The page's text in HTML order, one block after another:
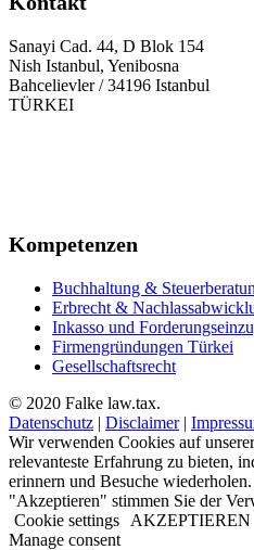
Sanayi Cad. 44, D Blok 154
Nish Istanbul, Yenibosna
Bahcelievler / 34196 Istanbul
TÜRKEI
Kompetenzen
Buchhaltung &
Erbrecht &
Inkasso und
Firmengründungen Türkei
Gesellschaftsrecht
© 2020 Falke law.tax.
Datenschutz | Disclaimer|
Wir verwenden Cookies auf
relevanteste Erfahrung zu bieten,
erinnern und Besuche
"Akzeptieren" stimmen Sie der
Cookie settings
AKZEPTIEREN
Manage consent